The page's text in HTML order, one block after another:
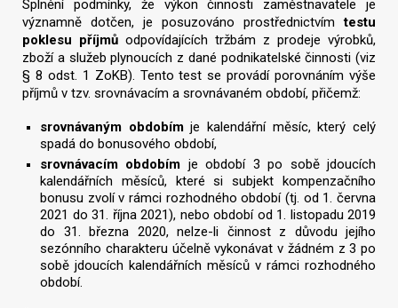
Splnění podmínky, že výkon činnosti zaměstnavatele je
významně dotčen, je posuzováno prostřednictvímtestu
poklesu příjmů odpovídajících tržbám z prodeje výrobků,
zboží a služeb plynoucích z dané podnikatelské činnosti (viz
§ 8 odst. 1 ZoKB). Tento test se provádí porovnáním výše
příjmů v tzv. srovnávacím a srovnávaném období, přičemž:
srovnávaným obdobímje kalendářní měsíc, který celý
spadá do bonusového období,
srovnávacím obdobím je období 3 po sobě jdoucích
kalendářních měsíců, které si subjekt kompenzačního
bonusu zvolí v rámci rozhodného období (tj. od 1. června
2021 do 31. října 2021), nebo období od 1. listopadu 2019
do 31. března 2020, nelze-li činnost z důvodu jejího
sezónního charakteru účelně vykonávat v žádném z 3 po
sobě jdoucích kalendářních měsíců v rámci rozhodného
období.